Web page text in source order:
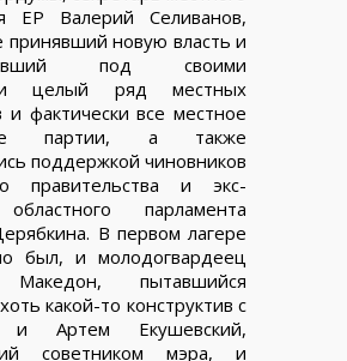
ЕР Валерий Селиванов,
принявший новую власть и
под своими
целый ряд местных
и фактически все местное
партии, а также
поддержкой чиновников
правительства и экс-
парламента
В первом лагере
был, и молодогвардеец
Македон, пытавшийся
какой-то конструктив с
и Артем Екушевский,
советником мэра, и